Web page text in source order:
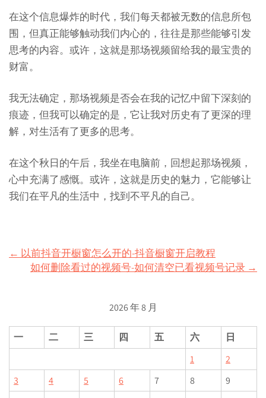
在这个信息爆炸的时代，我们每天都被无数的信息所包
围，但真正能够触动我们内心的，往往是那些能够引发
思考的内容。或许，这就是那场视频留给我的最宝贵的
财富。
我无法确定，那场视频是否会在我的记忆中留下深刻的
痕迹，但我可以确定的是，它让我对历史有了更深的理
解，对生活有了更多的思考。
在这个秋日的午后，我坐在电脑前，回想起那场视频，
心中充满了感慨。或许，这就是历史的魅力，它能够让
我们在平凡的生活中，找到不平凡的自己。
Post
navigation
← 以前抖音开橱窗怎么开的-抖音橱窗开启教程
如何删除看过的视频号-如何清空已看视频号记录 →
2026 年 8 月
一 二 三 四 五 六
日
1
2
3
4 5 6 7 8
9